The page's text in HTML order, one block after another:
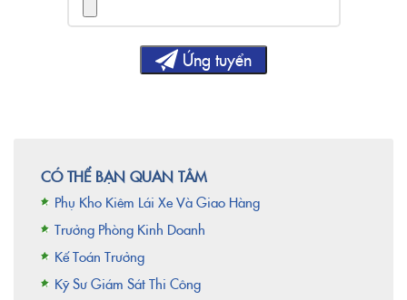
CÓ THỂ BẠN QUAN TÂM
Phụ Kho Kiêm Lái Xe Và Giao Hàng
Trưởng Phòng Kinh Doanh
Kế Toán Trưởng
Kỹ Sư Giám Sát Thi Công